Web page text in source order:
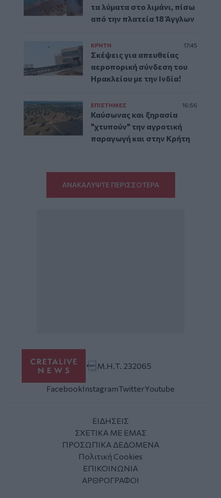
τα λύματα στο λιμάνι, πίσω
από την πλατεία 18 Άγγλων
ΚΡΗΤΗ 17:45
Σκέψεις για απευθείας
αεροπορική σύνδεση του
Ηρακλείου με την Ινδία!
ΕΠΙΣΤΗΜΕΣ 16:56
Καύσωνας και ξηρασία
"χτυπούν" την αγροτική
παραγωγή και στην Κρήτη
ΑΝΑΚΑΛΥΨΤΕ ΠΕΡΙΣΣΟΤΕΡΑ
Μ.Η.Τ. 232065
FacebookInstagramTwitterYoutube
ΕΙΔΗΣΕΙΣ
ΣΧΕΤΙΚΑ ΜΕ ΕΜΑΣ
ΠΡΟΣΩΠΙΚΑ ΔΕΔΟΜΕΝΑ
Πολιτική Cookies
ΕΠΙΚΟΙΝΩΝΙΑ
ΑΡΘΡΟΓΡΑΦΟΙ